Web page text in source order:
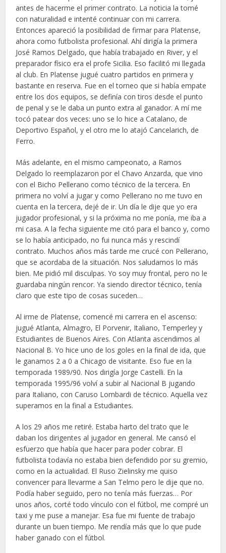
antes de hacerme el primer contrato. La noticia la tomé
con naturalidad e intenté continuar con mi carrera.
Entonces apareció la posibilidad de firmar para Platense,
ahora como futbolista profesional. Ahí dirigía la primera
José Ramos Delgado, que había trabajado en River, y el
preparador físico era el profe Sicilia. Eso facilitó mi llegada
al club. En Platense jugué cuatro partidos en primera y
bastante en reserva. Fue en el torneo que si había empate
entre los dos equipos, se definía con tiros desde el punto
de penal y se le daba un punto extra al ganador. A mí me
tocó patear dos veces: uno se lo hice a Catalano, de
Deportivo Español, y el otro me lo atajó Cancelarich, de
Ferro.
Más adelante, en el mismo campeonato, a Ramos
Delgado lo reemplazaron por el Chavo Anzarda, que vino
con el Bicho Pellerano como técnico de la tercera. En
primera no volví a jugar y como Pellerano no me tuvo en
cuenta en la tercera, dejé de ir. Un día le dije que yo era
jugador profesional, y si la próxima no me ponía, me iba a
mi casa. A la fecha siguiente me citó para el banco y, como
se lo había anticipado, no fui nunca más y rescindí
contrato. Muchos años más tarde me crucé con Pellerano,
que se acordaba de la situación. Nos saludamos lo más
bien. Me pidió mil disculpas. Yo soy muy frontal, pero no le
guardaba ningún rencor. Ya siendo director técnico, tenía
claro que este tipo de cosas suceden…
Al irme de Platense, comencé mi carrera en el ascenso:
jugué Atlanta, Almagro, El Porvenir, Italiano, Temperley y
Estudiantes de Buenos Aires. Con Atlanta ascendimos al
Nacional B. Yo hice uno de los goles en la final de ida, que
le ganamos 2 a 0 a Chicago de visitante. Eso fue en la
temporada 1989/90. Nos dirigía Jorge Castelli. En la
temporada 1995/96 volví a subir al Nacional B jugando
para Italiano, con Caruso Lombardi de técnico. Aquella vez
superamos en la final a Estudiantes.
A los 29 años me retiré. Estaba harto del trato que le
daban los dirigentes al jugador en general. Me cansó el
esfuerzo que había que hacer para poder cobrar. El
futbolista todavía no estaba bien defendido por su gremio,
como en la actualidad. El Ruso Zielinsky me quiso
convencer para llevarme a San Telmo pero le dije que no.
Podía haber seguido, pero no tenía más fuerzas… Por
unos años, corté todo vínculo con el fútbol, me compré un
taxi y me puse a manejar. Esa fue mi fuente de trabajo
durante un buen tiempo. Me rendía más que lo que pude
haber ganado con el fútbol.